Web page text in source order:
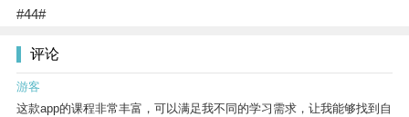
#44#
评论
游客
这款app的课程非常丰富，可以满足我不同的学习需求，让我能够找到自